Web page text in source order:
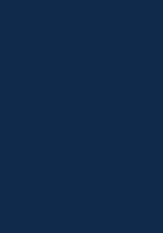
一身。不僅出色的
性。無論是對於有